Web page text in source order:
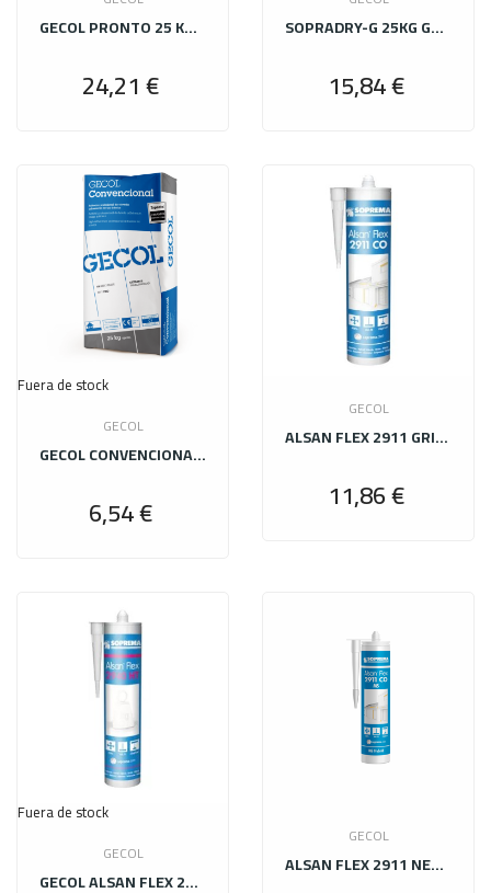
GECOL PRONTO 25 KG REPARACION/ANCLAJE/TAPONAMIENTO
24,21 €
SOPRADRY-G 25KG GRIS
15,84 €
Fuera de stock
GECOL
GECOL CONVENCIONAL BLANCO 25 KG
6,54 €
GECOL
ALSAN FLEX 2911 GRIS 290 ML
11,86 €
Fuera de stock
GECOL
GECOL ALSAN FLEX 2940 HT BLANCO 290 ML
GECOL
ALSAN FLEX 2911 NEGRO 290 ML